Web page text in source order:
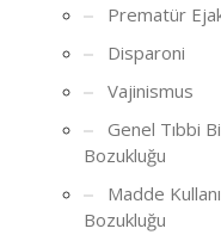
Prematür
Disparoni
Vajinismus
Genel Tıbbi
Bozukluğu
Madde
Bozukluğu